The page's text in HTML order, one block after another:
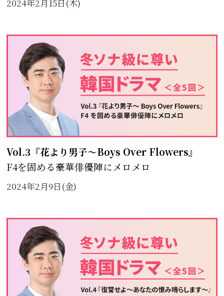
2024年2月15日(木)
Vol.3『花より男子～Boys Over Flowers』
F4を固める豪華俳優陣にメロメロ
2024年2月9日(金)